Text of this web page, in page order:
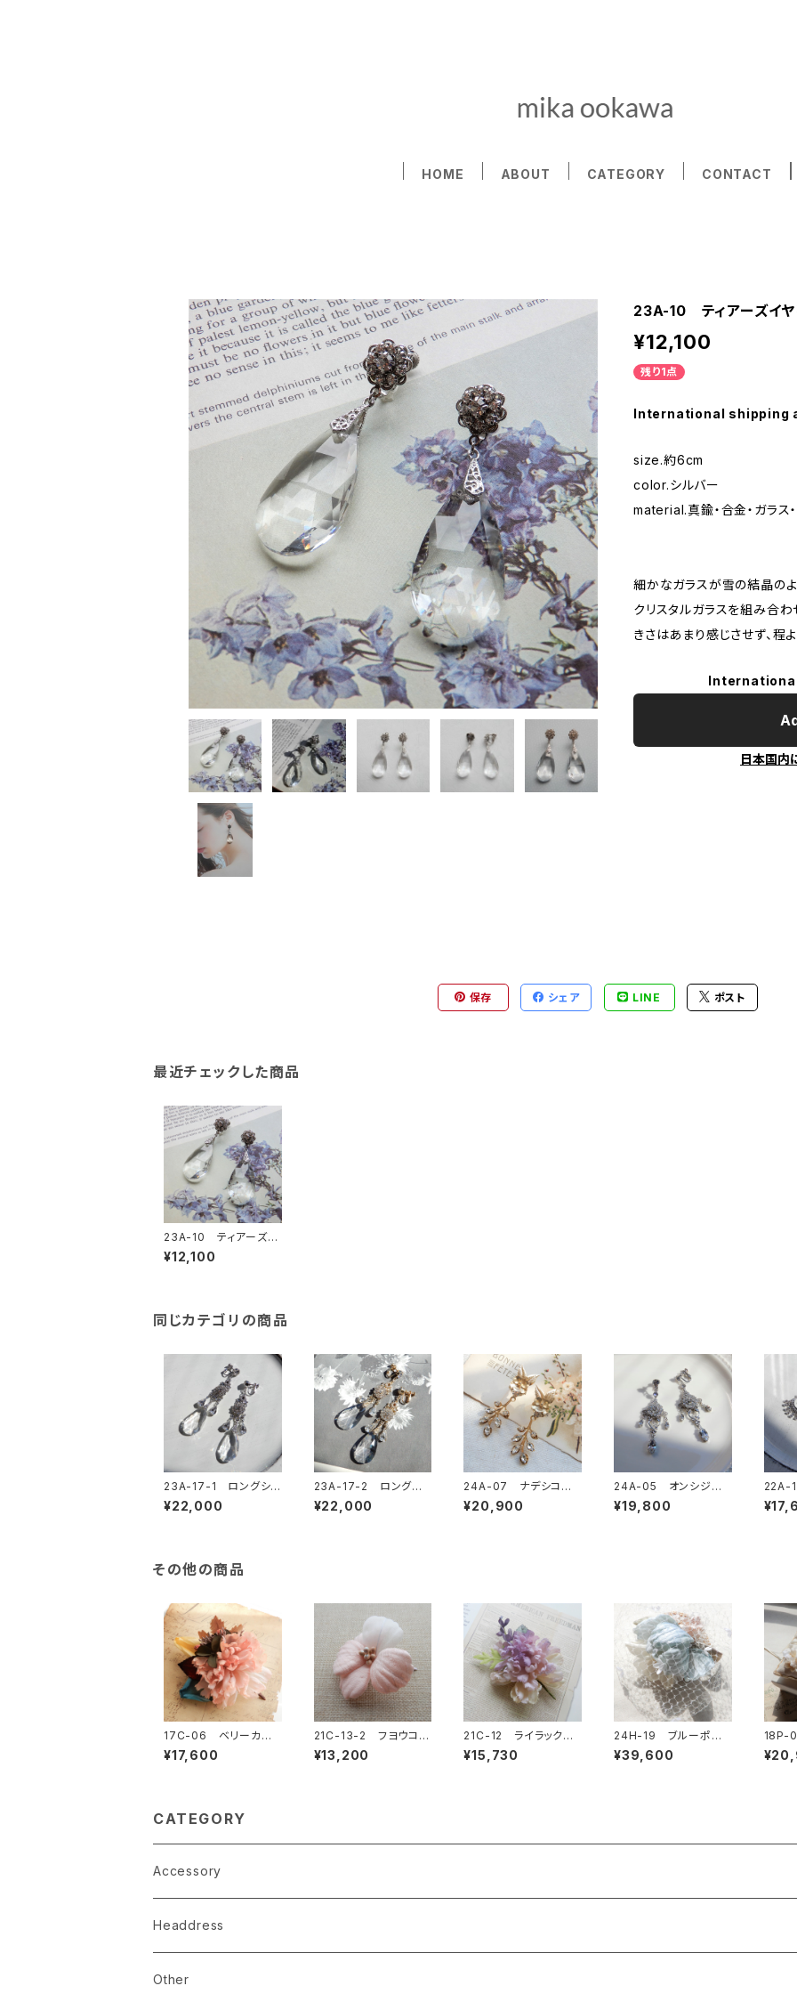
HOME ABOUT CATEGORY CONTACT
23A-10 ティアーズイヤ
¥12,100
残り1点
International shipping
size.約6cm
color.シルバー
material.真鍮・合金・ガラス
細かなガラスが雪の結晶の
クリスタルガラスを組み合
きさはあまり感じさせず、程
日本国内
保存 シェア LINE ポスト
最近チェックした商品
23A-10 ティアーズイ
ヤリング
¥12,100
同じカテゴリの商品
23A-17-1 ロングシャ
ンデリアイヤリング
¥22,000
23A-17-2 ロングシ
ャンデリアイヤリング
¥22,000
24A-07 ナデシコイ
ヤリングorピアス
¥20,900
24A-05 オンシジウ
ムイヤリングorピアス
¥19,800
22A-
リング
その他の商品
17C-06 ベリーカー
ネーションコサージュ
¥17,600
21C-13-2 フヨウコサ
ージュ
¥13,200
21C-12 ライラックカ
ーネーションコサージュ
¥15,730
24H-19 ブルーポピ
ーヘッドドレス
¥39,600
18P-
グピ
CATEGORY
Accessory
earrings
pierce
Headdress
linestone comb
Other